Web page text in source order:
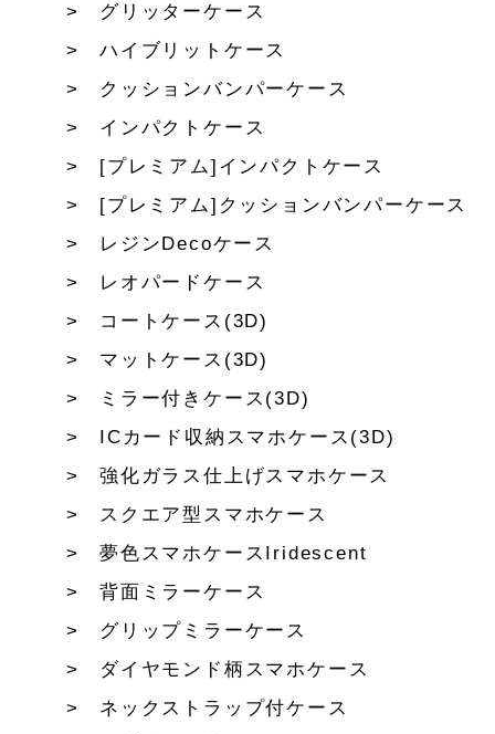
グリッターケース
ハイブリットケース
クッションバンパーケース
インパクトケース
[プレミアム]インパクトケース
[プレミアム]クッションバンパーケース
レジンDecoケース
レオパードケース
コートケース(3D)
マットケース(3D)
ミラー付きケース(3D)
ICカード収納スマホケース(3D)
強化ガラス仕上げスマホケース
スクエア型スマホケース
夢色スマホケースIridescent
背面ミラーケース
グリップミラーケース
ダイヤモンド柄スマホケース
ネックストラップ付ケース